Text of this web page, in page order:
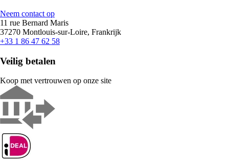
Neem contact op
11 rue Bernard Maris
37270 Montlouis-sur-Loire, Frankrijk
+33 1 86 47 62 58
Veilig betalen
Koop met vertrouwen op onze site